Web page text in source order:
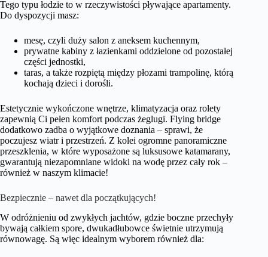
Tego typu łodzie to w rzeczywistości pływające apartamenty.
Do dyspozycji masz:
mesę, czyli duży salon z aneksem kuchennym,
prywatne kabiny z łazienkami oddzielone od pozostałej
części jednostki,
taras, a także rozpiętą między płozami trampolinę, którą
kochają dzieci i dorośli.
Estetycznie wykończone wnętrze, klimatyzacja oraz rolety
zapewnią Ci pełen komfort podczas żeglugi. Flying bridge
dodatkowo zadba o wyjątkowe doznania – sprawi, że
poczujesz wiatr i przestrzeń. Z kolei ogromne panoramiczne
przeszklenia, w które wyposażone są luksusowe katamarany,
gwarantują niezapomniane widoki na wodę przez cały rok –
również w naszym klimacie!
Bezpiecznie – nawet dla początkujących!
W odróżnieniu od zwykłych jachtów, gdzie boczne przechyły
bywają całkiem spore, dwukadłubowce świetnie utrzymują
równowagę. Są więc idealnym wyborem również dla: